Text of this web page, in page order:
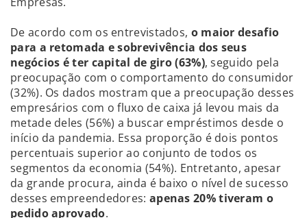
De acordo com os entrevistados, o maior desafio
para a retomada e sobrevivência dos seus
negócios é ter capital de giro (63%), seguido pela
preocupação com o comportamento do consumidor
(32%). Os dados mostram que a preocupação desses
empresários com o fluxo de caixa já levou mais da
metade deles (56%) a buscar empréstimos desde o
início da pandemia. Essa proporção é dois pontos
percentuais superior ao conjunto de todos os
segmentos da economia (54%). Entretanto, apesar
da grande procura, ainda é baixo o nível de sucesso
desses empreendedores: apenas 20% tiveram o
pedido aprovado.